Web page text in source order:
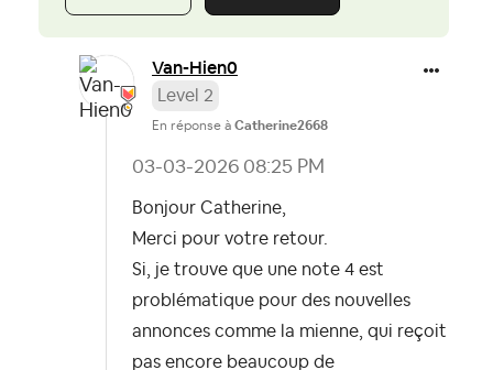
Van-Hien0
Level 2
En réponse à Catherine2668
‎03-03-2026 08:25 PM
Bonjour Catherine,
Merci pour votre retour.
Si, je trouve que une note 4 est
problématique pour des nouvelles
annonces comme la mienne, qui reçoit
pas encore beaucoup de